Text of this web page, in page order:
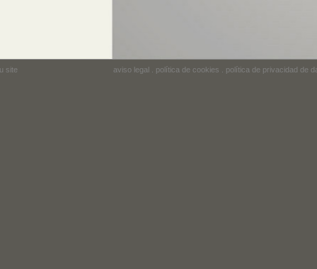
site aviso legal política de cookies política de privacidad de